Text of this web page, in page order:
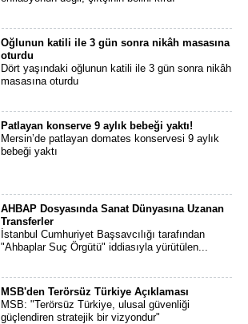
Oğlunun katili ile 3 gün sonra nikâh masasına
oturdu
Dört yaşındaki oğlunun katili ile 3 gün sonra nikâh
masasına oturdu
Patlayan konserve 9 aylık bebeği yaktı!
Mersin’de patlayan domates konservesi 9 aylık
bebeği yaktı
AHBAP Dosyasında Sanat Dünyasına Uzanan
Transferler
İstanbul Cumhuriyet Başsavcılığı tarafından
"Ahbaplar Suç Örgütü" iddiasıyla yürütülen...
MSB'den Terörsüz Türkiye Açıklaması
MSB: "Terörsüz Türkiye, ulusal güvenliği
güçlendiren stratejik bir vizyondur"